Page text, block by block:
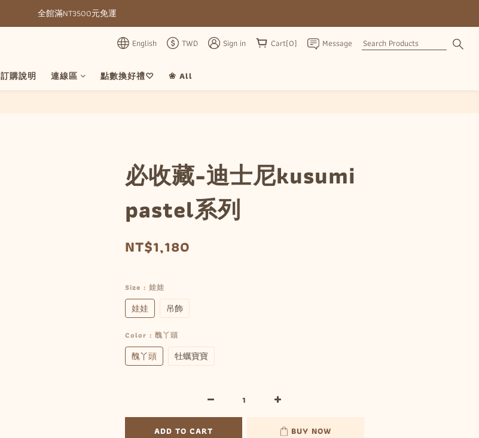
全館滿NT3500元免運
全館滿NT3500元免運
部分現貨＋預購20-30天不含假日English TWD Sign in Cart(0) Message
訂購說明 連線區 點數換好禮♡ ❀ All
必收藏-迪士尼kusumi
pastel系列
NT$1,180
Size : 娃娃
娃娃 吊飾
Color : 醜丫頭
醜丫頭 牡蠣寶寶
ADD TO CART BUY NOW